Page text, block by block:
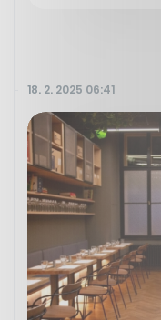
18. 2. 2025 06:41